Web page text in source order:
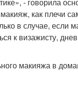
как плечи
в случае, если
к визажисту,
макияжа в